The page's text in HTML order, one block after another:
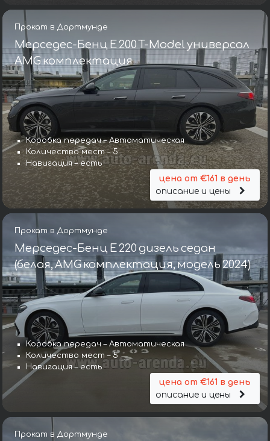
Прокат в Дортмунде
Мерседес-Бенц E 200 T-Model универсал
AMG комплектация
Коробка передач – Автоматическая
Количество мест – 5
Навигация – есть
цена от €161 в день
описание и цены
Прокат в Дортмунде
Мерседес-Бенц E 220 дизель седан
(белая, AMG комплектация, модель 2024)
Коробка передач – Автоматическая
Количество мест – 5
Навигация – есть
цена от €161 в день
описание и цены
Прокат в Дортмунде